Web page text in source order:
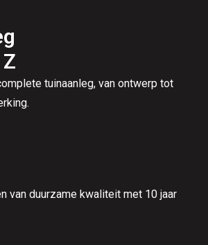
tuinaanleg, van ontwerp tot
van duurzame kwaliteit met 10 jaar